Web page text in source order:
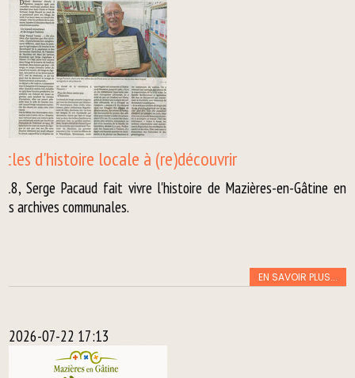
d'histoire locale à (re)découvrir
Serge Pacaud fait vivre l'histoire de Mazières-en-Gâtine en
archives communales.
EN SAVOIR PLUS...
2026-07-22 17:13